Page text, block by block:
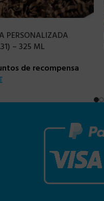
PERSONALIZADA
– 325 ML
de recompensa